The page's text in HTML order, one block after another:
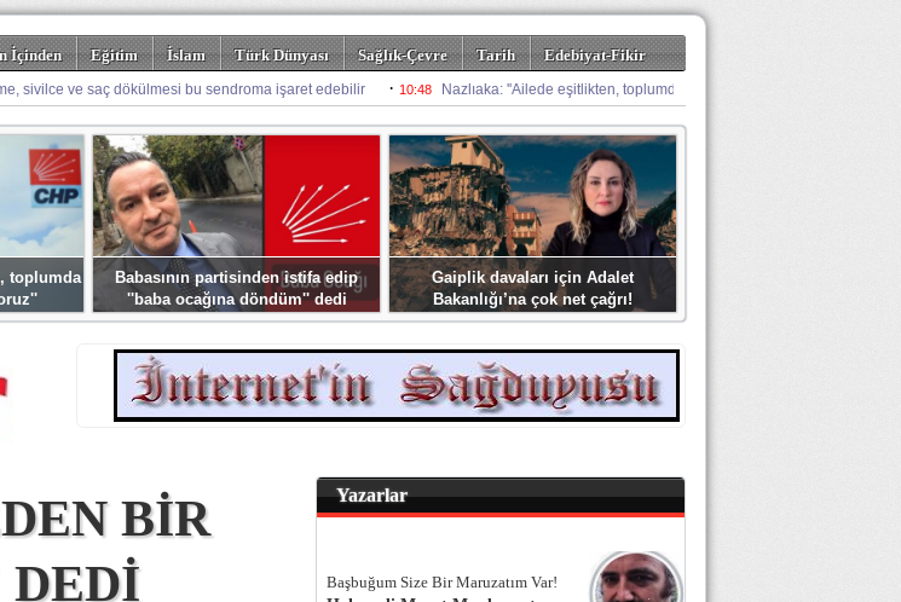
İçinden Eğitim İslam Türk Dünyası Sağlık-Çevre Tarih
Edebiyat-Fikir
Foto Galeriler
toplumda
Babasının partisinden istifa edip
''baba ocağına döndüm'' dedi
Gaiplik davaları için Adalet
Bakanlığı’na çok net çağrı!
BİR
DEDİ
Yazarlar
Başbuğum Size Bir Maruzatım Var!